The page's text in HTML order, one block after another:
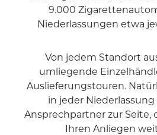
9.000
Niederlassungen etwa
Von jedem Standort
umliegende
Auslieferungstouren.
in jeder
Ansprechpartner zur Seite,
Ihren Anliegen